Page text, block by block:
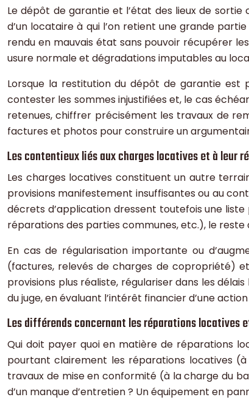
Le dépôt de garantie et l’état des lieux de
d’un locataire à qui l’on retient une grande
rendu en mauvais état sans pouvoir récupérer
usure normale et dégradations imputables au
Lorsque la restitution du dépôt de garantie
contester les sommes injustifiées et, le cas
retenues, chiffrer précisément les travaux de
factures et photos pour construire un
Les contentieux liés aux charges locatives et à leur
Les charges locatives constituent un autre
provisions manifestement insuffisantes ou au
décrets d’application dressent toutefois une
réparations des parties communes, etc.), le
En cas de régularisation importante ou
(factures, relevés de charges de copropriété)
provisions plus réaliste, régulariser dans les
du juge, en évaluant l’intérêt financier d’une
Les différends concernant les réparations locatives
Qui doit payer quoi en matière de réparations
pourtant clairement les réparations locatives
travaux de mise en conformité (à la charge du
d’un manque d’entretien ? Un équipement en